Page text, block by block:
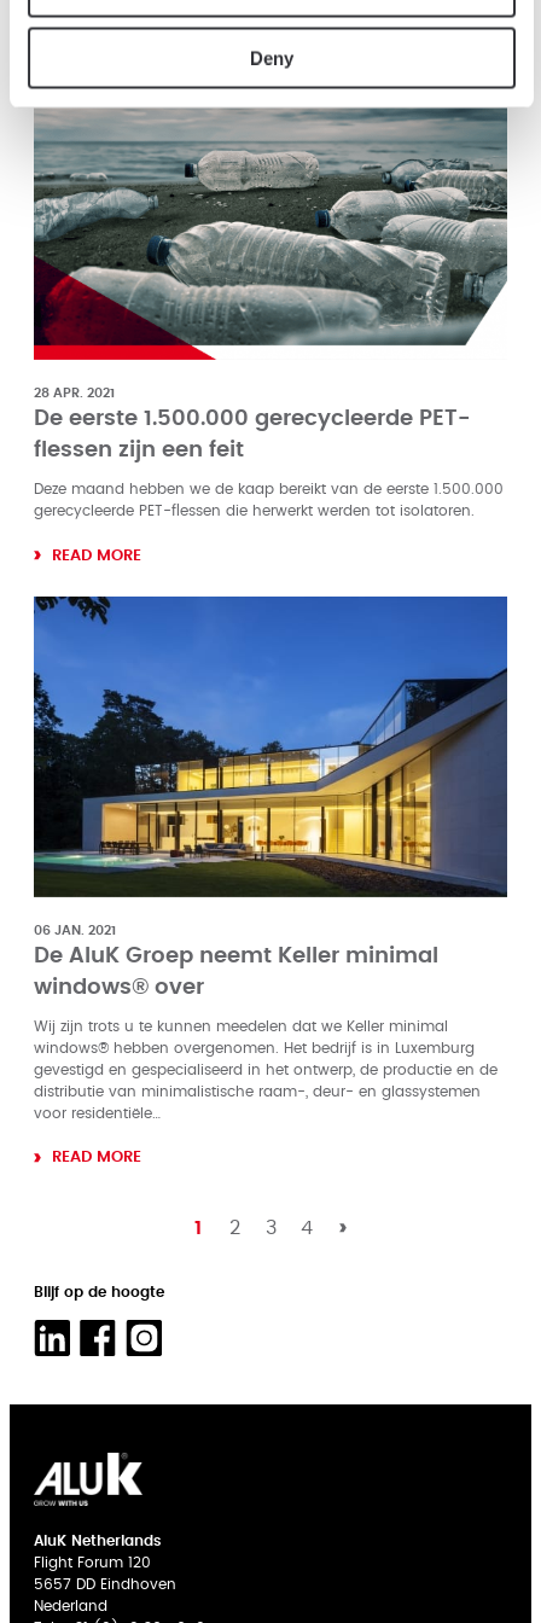
Deny
READ MORE
28 APR. 2021
De eerste 1.500.000 gerecycleerde PET-
flessen zijn een feit
Deze maand hebben we de kaap bereikt van de eerste 1.500.000
gerecycleerde PET-flessen die herwerkt werden tot isolatoren.
READ MORE
06 JAN. 2021
De AluK Groep neemt Keller minimal
windows® over
Wij zijn trots u te kunnen meedelen dat we Keller minimal
windows® hebben overgenomen. Het bedrijf is in Luxemburg
gevestigd en gespecialiseerd in het ontwerp, de productie en de
distributie van minimalistische raam-, deur- en glassystemen
voor residentiële…
READ MORE
1 2 3 4
Blijf op de hoogte
AluK Netherlands
Flight Forum 120
5657 DD Eindhoven
Nederland